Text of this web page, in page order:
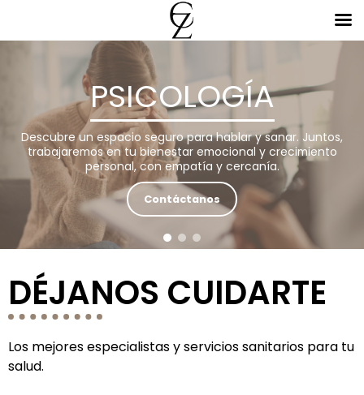
PSICOLOGÍA
Descubre un espacio seguro para hablar y sanar. Juntos,
trabajaremos en tu bienestar emocional y crecimiento
personal, con empatía y cercanía.
Contáctanos
DÉJANOS CUIDARTE
Los mejores especialistas y servicios sanitarios para tu
salud.